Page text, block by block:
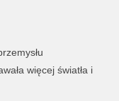
więcej światła i